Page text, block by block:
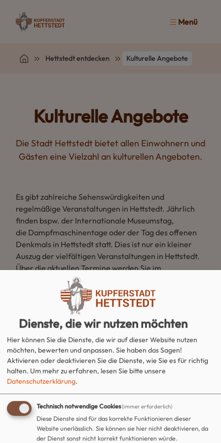
Menü
Hettstedt entdecken Kulturelle Angebote
Kulturelle Angebote
Die Stadt Hettstedt bietet allen Einwohnern und
Gästen eine Vielzahl an kulturellen Angeboten.
Es gibt zahlreiche Sehenswürdigkeiten und
regelmäßige Veranstaltungen in Hettstedt. Jährlich
finden bspw. der Internationale Museumstag,
die Dampfmaschinentage oder der Tag des offenen
Denkmals in Hettstedt statt. Dies ist nur ein kleiner
Auszug der vielfältigen Veranstaltungen in Hettstedt.
Über die aktuellen Termine werden Sie im
Veranstaltungskalender
Tag des offenen Denkmals
Advent in den Kupferhöfen &
Weihnachtsmarkt
Dienste, die wir nutzen möchten
Hier können Sie die Dienste, die wir auf dieser Website nutzen
möchten, bewerten und anpassen. Sie haben das Sagen!
Aktivieren oder deaktivieren Sie die Dienste, wie Sie es für richtig
halten. Um mehr zu erfahren, lesen Sie bitte unsere
Datenschutzerklärung.
Technisch notwendige Cookies(immer erforderlich)
Diese Dienste sind für das korrekte Funktionieren dieser
Website unerlässlich. Sie können sie hier nicht deaktivieren, da
der Dienst sonst nicht korrekt funktionieren würde.